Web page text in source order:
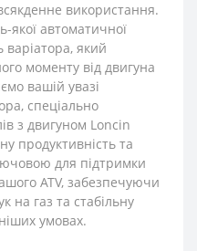
використання.
автоматичної
варіатора, який
моменту від двигуна
вашій увазі
спеціально
з двигуном Loncin
продуктивність та
для підтримки
ATV, забезпечуючи
на газ та стабільну
умовах.